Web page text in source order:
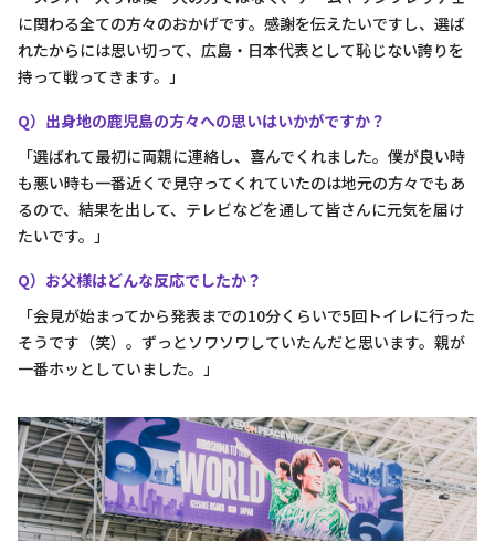
に関わる全ての方々のおかげです。感謝を伝えたいですし、選ば
れたからには思い切って、広島・日本代表として恥じない誇りを
持って戦ってきます。」
Q）出身地の鹿児島の方々への思いはいかがですか？
「選ばれて最初に両親に連絡し、喜んでくれました。僕が良い時
も悪い時も一番近くで見守ってくれていたのは地元の方々でもあ
るので、結果を出して、テレビなどを通して皆さんに元気を届け
たいです。」
Q）お父様はどんな反応でしたか？
「会見が始まってから発表までの10分くらいで5回トイレに行った
そうです（笑）。ずっとソワソワしていたんだと思います。親が
一番ホッとしていました。」